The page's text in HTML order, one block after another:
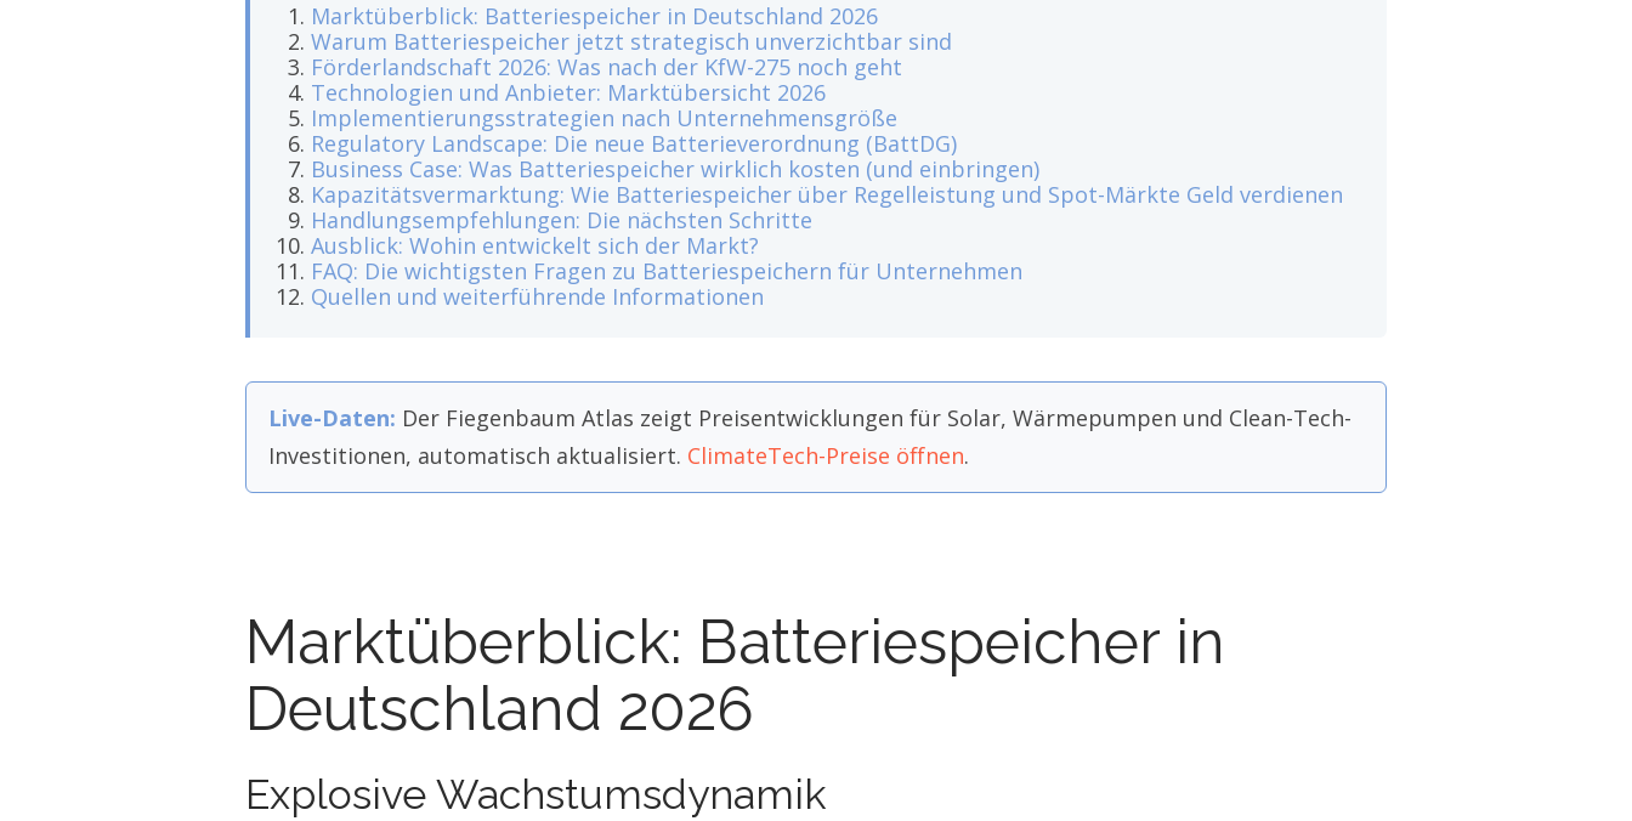
Marktüberblick: Batteriespeicher in Deutschland 2026
Warum Batteriespeicher jetzt strategisch unverzichtbar sind
Förderlandschaft 2026: Was nach der KfW-275 noch geht
Technologien und Anbieter: Marktübersicht 2026
Implementierungsstrategien nach Unternehmensgröße
Regulatory Landscape: Die neue Batterieverordnung (BattDG)
Business Case: Was Batteriespeicher wirklich kosten (und einbringen)
Kapazitätsvermarktung: Wie Batteriespeicher über Regelleistung und Spot-Märkte Geld verdienen
Handlungsempfehlungen: Die nächsten Schritte
Ausblick: Wohin entwickelt sich der Markt?
FAQ: Die wichtigsten Fragen zu Batteriespeichern für Unternehmen
Quellen und weiterführende Informationen
Live-Daten: Der Fiegenbaum Atlas zeigt Preisentwicklungen für Solar, Wärmepumpen und Clean-Tech-
Investitionen, automatisch aktualisiert. ClimateTech-Preise öffnen.
Marktüberblick: Batteriespeicher in
Deutschland 2026
Explosive Wachstumsdynamik